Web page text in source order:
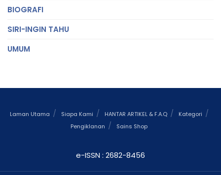
BIOGRAFI
SIRI-INGIN TAHU
UMUM
Laman Utama Siapa Kami HANTAR ARTIKEL & F.A.Q
Kategori
Pengiklanan
Sains Shop
e-ISSN : 2682-8456